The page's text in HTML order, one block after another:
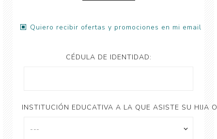
Quiero recibir ofertas y promociones en mi email
CÉDULA DE IDENTIDAD:
INSTITUCIÓN EDUCATIVA A LA QUE ASISTE SU HIJA